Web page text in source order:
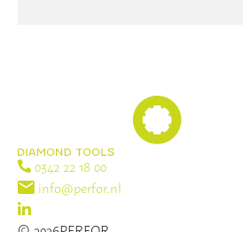
0342 22 18 00
info@perfor.nl